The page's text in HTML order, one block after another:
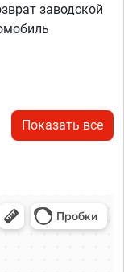
заводской
Показать все